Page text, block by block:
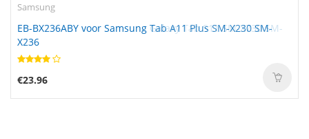
Samsung
EB-BX236ABY voor Samsung Tab A11 Plus SM-X230 SM-
X236
€23.96